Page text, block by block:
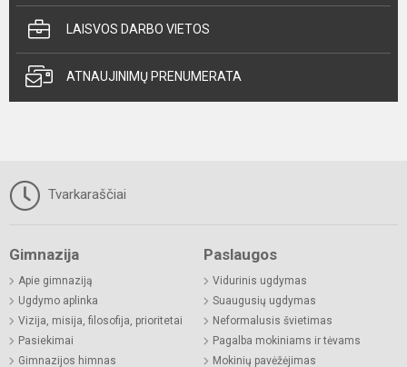
LAISVOS DARBO VIETOS
ATNAUJINIMŲ PRENUMERATA
Tvarkaraščiai
Gimnazija
Apie gimnaziją
Ugdymo aplinka
Vizija, misija, filosofija, prioritetai
Pasiekimai
Gimnazijos himnas
Paslaugos
Vidurinis ugdymas
Suaugusių ugdymas
Neformalusis švietimas
Pagalba mokiniams ir tėvams
Mokinių pavėžėjimas